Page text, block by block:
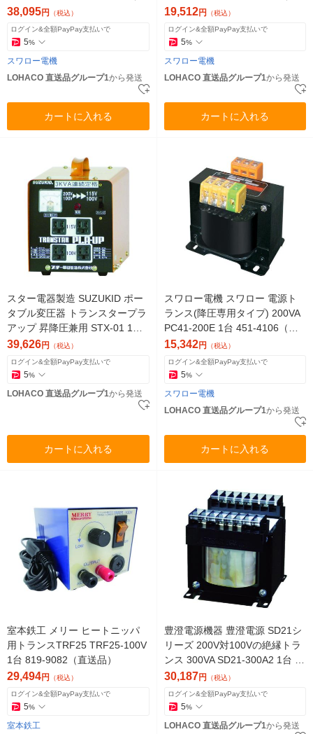
送品）
38,095円 （税込）
ログイン&全額PayPay支払いで
5%
スワロー電機
LOHACO 直送品グループ1から発送
カートに入れる
送品）
19,512円 （税込）
ログイン&全額PayPay支払いで
5%
スワロー電機
LOHACO 直送品グループ1から発送
カートに入れる
スター電器製造 SUZUKID ポー
タブル変圧器 トランスタープラ
アップ 昇降圧兼用 STX-01 1台
818-6010（直送品）
39,626円 （税込）
ログイン&全額PayPay支払いで
5%
LOHACO 直送品グループ1から発送
カートに入れる
スワロー電機 スワロー 電源ト
ランス(降圧専用タイプ) 200VA
PC41-200E 1台 451-4106（直
送品）
15,342円 （税込）
ログイン&全額PayPay支払いで
5%
スワロー電機
LOHACO 直送品グループ1から発送
カートに入れる
室本鉄工 メリー ヒートニッパ
用トランスTRF25 TRF25-100V
1台 819-9082（直送品）
29,494円 （税込）
ログイン&全額PayPay支払いで
5%
室本鉄工
豊澄電源機器 豊澄電源 SD21シ
リーズ 200V対100Vの絶縁トラ
ンス 300VA SD21-300A2 1台 47
5-6142（直送品）
30,187円 （税込）
ログイン&全額PayPay支払いで
5%
LOHACO 直送品グループ1から発送